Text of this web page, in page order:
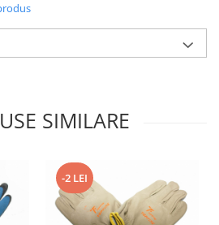
de tuns
SIMILARE
-2 LEI